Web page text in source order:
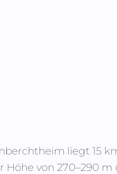
liegt 15
von 270–290